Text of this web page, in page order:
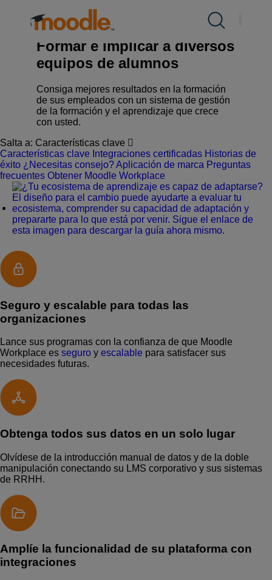
contenidoProductos
Servicios
Soluciones
Sobre nosotros
Recursos
Contacto
ES
Obtener Moodle
Moodle Workplace
Formar e implicar a diversos
equipos de alumnos
Consiga mejores resultados en la formación
de sus empleados con un sistema de gestión
de la formación y el aprendizaje que crece
con usted.
Salta a: Características clave
Características clave Integraciones certificadas Historias de
éxito ¿Necesitas consejo?Aplicación de marca Preguntas
frecuentes Obtener Moodle Workplace
Seguro y escalable para todas las
organizaciones
Lance sus programas con la confianza de que Moodle
Workplace es seguro y escalable para satisfacer sus
necesidades futuras.
Obtenga todos sus datos en un solo lugar
Olvídese de la introducción manual de datos y de la doble
manipulación conectando su LMS corporativo y sus sistemas
de RRHH.
Amplíe la funcionalidad de su plataforma con
integraciones